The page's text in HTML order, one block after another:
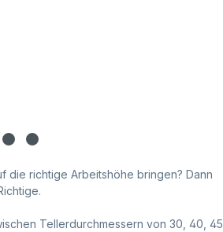
die richtige Arbeitshöhe bringen? Dann
Tellerdurchmessern von 30, 40, 45,